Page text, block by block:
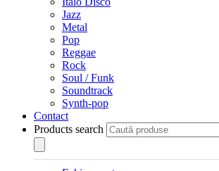
Jazz
Metal
Pop
Reggae
Rock
Soul / Funk
Soundtrack
Synth-pop
Contact
Products search